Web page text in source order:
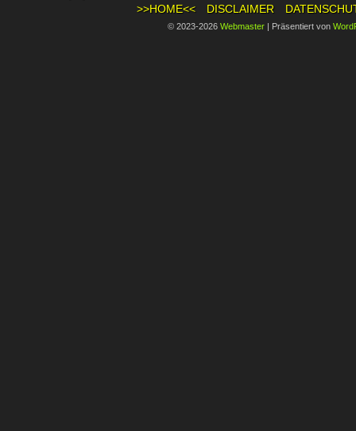
>>HOME<<
DISCLAIMER
© 2023-2026 Webmaster | Präsentiert von